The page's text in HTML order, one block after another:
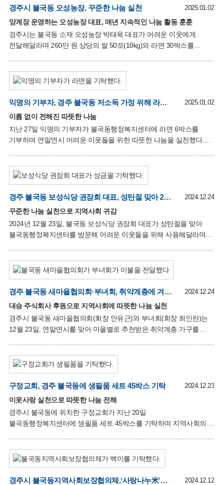
환영했다. 이채두 동장은 "어르신들과의 화합과 소통을 통해 행복하고
살기 좋은 불국동을 만들기 위해 최선을 다하겠다"고 말했다.
경주시 불국동 오성농장, 꾸준한 나눔 실천 2025.01.02
양계장 운영하는 오성농장 대표, 매년 지속적인 나눔 활동 훈훈
경주시는 불국동 소재 오성농장 박태욱 대표가 어려운 이웃에게
전달해달라며 260만 원 상당의 쌀 50포(10kg)와 라면 30박스를
통해 지역사회에 훈훈한 온기를 더하고 있다. 올해도 쌀과 라면 등
생필품을 준비해 어려운 이웃에게 도움을 손길을 내밀며 지역사회
사랑을 실천했다. 박태욱 대표는 “작은 정성이지만 저소득 가구에
지역사회를 위한 나눔 활동을 꾸준히 이어가겠다”고 말했다. 이채두
불국동장은 “기부 문화가 점점 자리 잡아가는 가운데, 오성농장의
꾸준한 나눔이 주민들에게 큰 감동과 희망을 주고 있다”며, “이
익명의 기부자, 경주 불국동 저소득 가정 위해 라면 6박스 전달 2025.01.02
이름 없이 전해진 따뜻한 나눔
지난 27일 익명의 기부자가 불국동행정복지센터에 라면 6박스를
기부하며 연말연시 어려운 이웃들을 위한 따뜻한 나눔을 실천했다.
떠났다. 박달규 불국동장은 “불국동에 따뜻한 마음이 계속 이어지고
있다”며 “기부자의 정성과 이웃을 생각하는 따뜻한 마음을 꼭 필요한
이웃들에게 잘 전달하겠다”고 감사의 뜻을 전했다. 이날 기부된
지역사회를 더욱 훈훈하게 만들고 있다.
경주 불국동 보성식당 권잠희 대표, 성탄절 맞아 200만 원 기탁 2024.12.24
꾸준한 나눔 실천으로 지역사회 귀감
2024년 12월 23일, 불국동 보성식당 권잠희 대표가 성탄절을 맞아
불국동행정복지센터를 방문해 어려운 이웃들을 위해 사용해달라며
이어오고 있다. 권 대표는 “작은 정성으로 매달 10만 원씩 적금을 들어
마련한 금액을 기부했다”며 꾸준한 나눔으로 지역사회의 귀감이 되고
있다. 박달규 불국동장은 “모두가 어려운 시기에 나눔 문화 확산에
통해 관내 어려운 이웃들에게 소중히 전달하겠다”고 말했다.
경주 불국동 새마을협의회·부녀회, 취약계층에 겨울 이불 전달 2024.12.24
대승 주식회사 후원으로 지역사회에 따뜻한 나눔 실천
경주시 불국동 새마을협의회(회장 안유근)와 부녀회(회장 최인란)는
12월 23일, 연말연시를 맞아 마을별로 추천받은 취약계층 가구를
이루어졌다. 대승 주식회사는 이번 기부 외에도 경로 효도 잔치
지원과 불국동 지역사회 개선을 위한 다양한 후원 활동을 이어오며
지역 화합에 기여하고 있다. 불국동 새마을회는 겨울철 난방이 어려운
“사랑의 집 짓기” 등 지속적인 나눔 활동을 펼치며 지역사회에 온정을
더하고 있다. 박달규 불국동장은 “따뜻한 손길을 전해준 모든
분들에게 감사드리며, 이불이 지역 내 어려운 이웃들에게
구정교회, 경주 불국동에 생필품 세트 45박스 기탁 2024.12.23
이웃사랑 실천으로 따뜻한 나눔 전해
경주시 불국동에 위치한 구정교회가 지난 20일
불국동행정복지센터에 생필품 세트 45박스를 기탁하며 지역사회의
목사와 관계자들은 “생필품이 추위와 어려움을 겪고 있는 이웃들에게
작은 위로가 되길 바란다”며 “앞으로도 함께 살아가는 사회를
만들어가기 위해 노력하겠다”고 말했다. 박달규 불국동장은
경주시 불국동지역사회보장협의체,‘사랑나누米’로 저소득 가구에 백미 50포 기탁 2024.12.12